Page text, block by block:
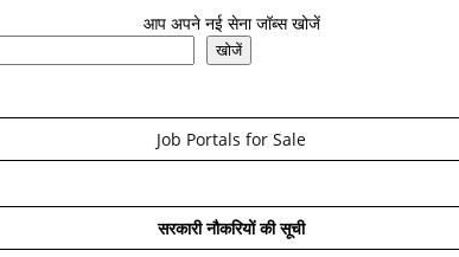
आप अपने नई सेना जॉब्स खोजें
खोजें
Job Portals for Sale
सरकारी नौकरियों की सूची